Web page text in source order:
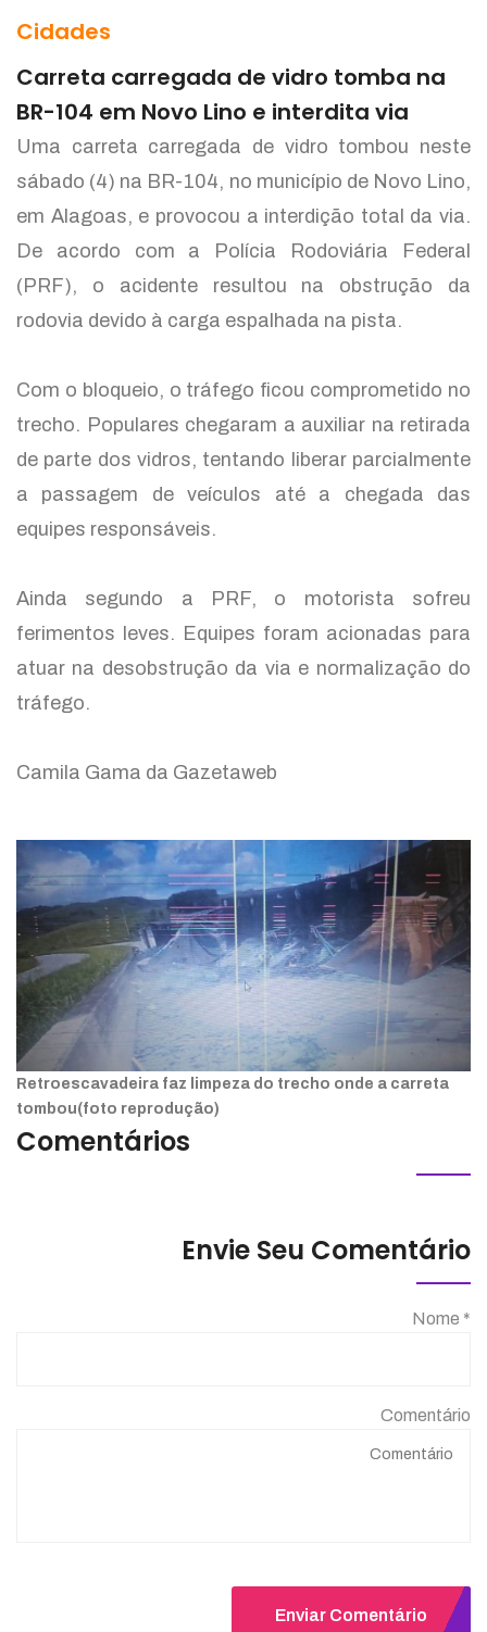
Cidades
Carreta carregada de vidro tomba na
BR-104 em Novo Lino e interdita via
Uma carreta carregada de vidro tombou neste
sábado (4) na BR-104, no município de Novo Lino,
em Alagoas, e provocou a interdição total da via.
De acordo com a Polícia Rodoviária Federal
(PRF), o acidente resultou na obstrução da
rodovia devido à carga espalhada na pista.
Com o bloqueio, o tráfego ficou comprometido no
trecho. Populares chegaram a auxiliar na retirada
de parte dos vidros, tentando liberar parcialmente
a passagem de veículos até a chegada das
equipes responsáveis.
Ainda segundo a PRF, o motorista sofreu
ferimentos leves. Equipes foram acionadas para
atuar na desobstrução da via e normalização do
tráfego.
Camila Gama da Gazetaweb
Retroescavadeira faz limpeza do trecho onde a carreta
tombou(foto reprodução)
Comentários
Envie Seu Comentário
Nome *
Comentário
Enviar Comentário